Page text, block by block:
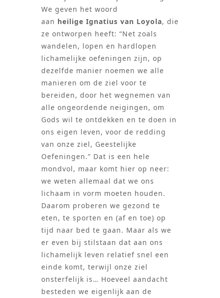
We geven het woord
aan heilige Ignatius van Loyola, die
ze ontworpen heeft: “Net zoals
wandelen, lopen en hardlopen
lichamelijke oefeningen zijn, op
dezelfde manier noemen we alle
manieren om de ziel voor te
bereiden, door het wegnemen van
alle ongeordende neigingen, om
Gods wil te ontdekken en te doen in
ons eigen leven, voor de redding
van onze ziel, Geestelijke
Oefeningen.” Dat is een hele
mondvol, maar komt hier op neer:
we weten allemaal dat we ons
lichaam in vorm moeten houden.
Daarom proberen we gezond te
eten, te sporten en (af en toe) op
tijd naar bed te gaan. Maar als we
er even bij stilstaan dat aan ons
lichamelijk leven relatief snel een
einde komt, terwijl onze ziel
onsterfelijk is… Hoeveel aandacht
besteden we eigenlijk aan de